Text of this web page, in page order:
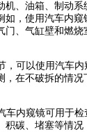
机、油箱、制动系
如，使用汽车内
门、气缸壁和燃
，可以使用汽车
，在不破拆的情况
车内窥镜可用于
积碳、堵塞等情